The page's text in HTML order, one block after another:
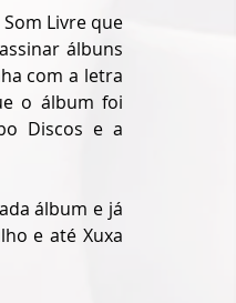
Som Livre que
álbuns
com a letra
o álbum foi
Discos e a
álbum e já
e até Xuxa